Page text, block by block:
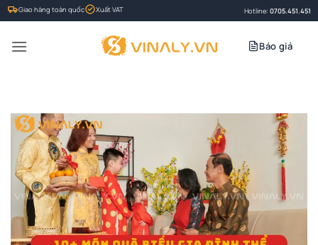
Bỏ
qua
nội
Giao hàng toàn quốc Xuất VAT Hotline: 0705.451.451
Báo giá